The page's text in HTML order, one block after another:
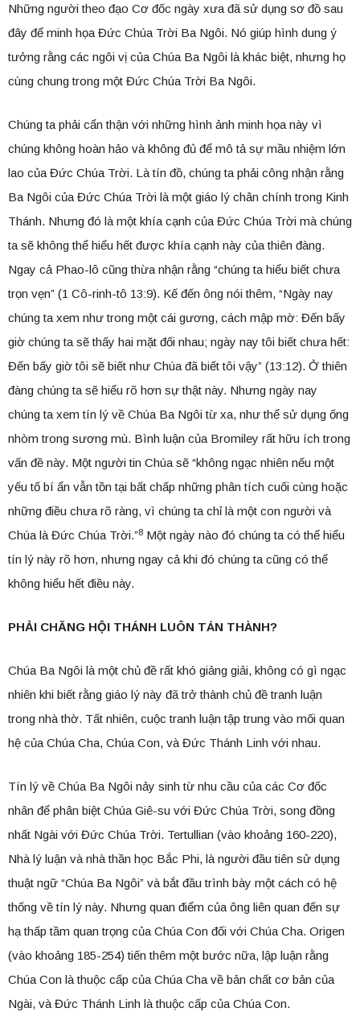
Những người theo đạo Cơ đốc ngày xưa đã sử dụng sơ đồ sau
đây để minh họa Đức Chúa Trời Ba Ngôi. Nó giúp hình dung ý
tưởng rằng các ngôi vị của Chúa Ba Ngôi là khác biệt, nhưng họ
cùng chung trong một Đức Chúa Trời Ba Ngôi.
Chúng ta phải cẩn thận với những hình ảnh minh họa này vì
chúng không hoàn hảo và không đủ để mô tả sự mầu nhiệm lớn
lao của Đức Chúa Trời. Là tín đồ, chúng ta phải công nhận rằng
Ba Ngôi của Đức Chúa Trời là một giáo lý chân chính trong Kinh
Thánh. Nhưng đó là một khía cạnh của Đức Chúa Trời mà chúng
ta sẽ không thể hiểu hết được khía cạnh này của thiên đàng.
Ngay cả Phao-lô cũng thừa nhận rằng “chúng ta hiểu biết chưa
trọn vẹn” (1 Cô-rinh-tô 13:9). Kế đến ông nói thêm, “Ngày nay
chúng ta xem như trong một cái gương, cách mập mờ: Đến bấy
giờ chúng ta sẽ thấy hai mặt đối nhau; ngày nay tôi biết chưa hết:
Đến bấy giờ tôi sẽ biết như Chúa đã biết tôi vậy” (13:12). Ở thiên
đàng chúng ta sẽ hiểu rõ hơn sự thật này. Nhưng ngày nay
chúng ta xem tín lý về Chúa Ba Ngôi từ xa, như thể sử dụng ống
nhòm trong sương mù. Bình luận của Bromiley rất hữu ích trong
vấn đề này. Một người tin Chúa sẽ “không ngạc nhiên nếu một
yếu tố bí ẩn vẫn tồn tại bất chấp những phân tích cuối cùng hoặc
những điều chưa rõ ràng, vì chúng ta chỉ là một con người và
Chúa là Đức Chúa Trời.”8 Một ngày nào đó chúng ta có thể hiểu
tín lý này rõ hơn, nhưng ngay cả khi đó chúng ta cũng có thể
không hiểu hết điều này.
PHẢI CHĂNG HỘI THÁNH LUÔN TÁN THÀNH?
Chúa Ba Ngôi là một chủ đề rất khó giảng giải, không có gì ngạc
nhiên khi biết rằng giáo lý này đã trở thành chủ đề tranh luận
trong nhà thờ. Tất nhiên, cuộc tranh luận tập trung vào mối quan
hệ của Chúa Cha, Chúa Con, và Đức Thánh Linh với nhau.
Tín lý về Chúa Ba Ngôi nảy sinh từ nhu cầu của các Cơ đốc
nhân để phân biệt Chúa Giê-su với Đức Chúa Trời, song đồng
nhất Ngài với Đức Chúa Trời. Tertullian (vào khoảng 160-220),
Nhà lý luận và nhà thần học Bắc Phi, là người đầu tiên sử dụng
thuật ngữ “Chúa Ba Ngôi” và bắt đầu trình bày một cách có hệ
thống về tín lý này. Nhưng quan điểm của ông liên quan đến sự
hạ thấp tầm quan trọng của Chúa Con đối với Chúa Cha. Origen
(vào khoảng 185-254) tiến thêm một bước nữa, lập luận rằng
Chúa Con là thuộc cấp của Chúa Cha về bản chất cơ bản của
Ngài, và Đức Thánh Linh là thuộc cấp của Chúa Con.